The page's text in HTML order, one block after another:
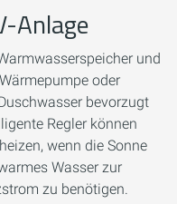
Anlage
und
oder
bevorzugt
Regler können
wenn die Sonne
Wasser zur
zu benötigen.